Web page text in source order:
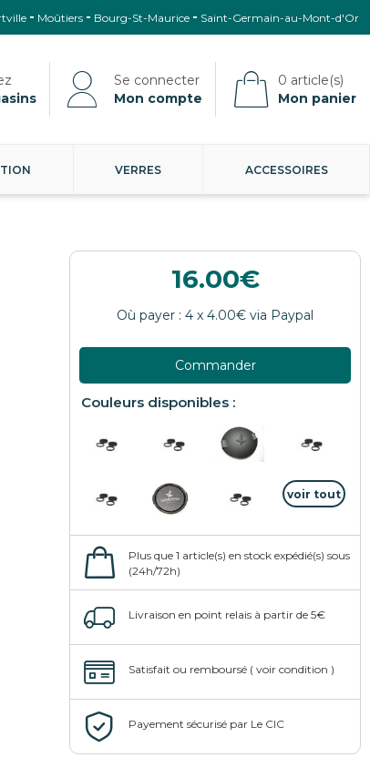
Moûtiers Bourg-St-Maurice Saint-Germain-au-Mont-d'Or
Mon compte Mon panier
VERRES ACCESSOIRES
16.00
Commander